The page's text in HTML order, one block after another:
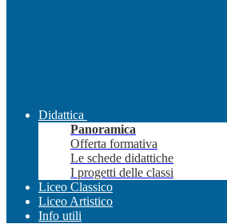
Didattica
Panoramica
Offerta formativa
Le schede didattiche
I progetti delle classi
Liceo Classico
Liceo Artistico
Info utili